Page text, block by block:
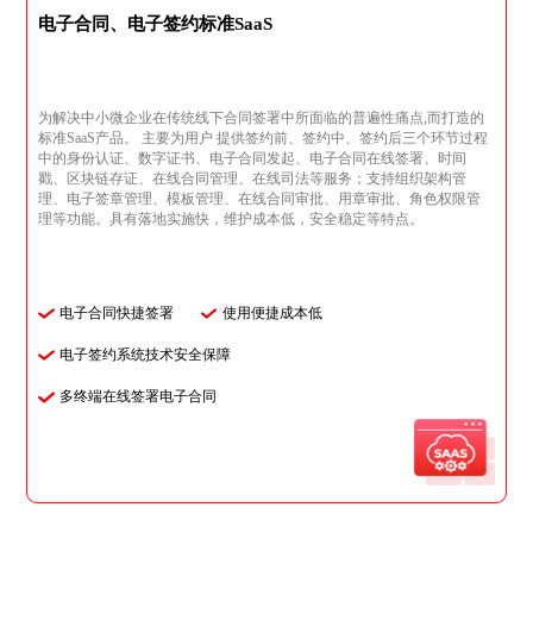
电子合同、电子签约标准SaaS
为解决中小微企业在传统线下合同签署中所面临的普遍性痛点,而打造的
标准SaaS产品。 主要为用户 提供签约前、签约中、签约后三个环节过程
中的身份认证、数字证书、电子合同发起、电子合同在线签署、时间
戳、区块链存证、在线合同管理、在线司法等服务；支持组织架构管
理、电子签章管理、模板管理、在线合同审批、用章审批、角色权限管
理等功能。具有落地实施快，维护成本低，安全稳定等特点。
电子合同快捷签署 使用便捷成本低
电子签约系统技术安全保障
多终端在线签署电子合同